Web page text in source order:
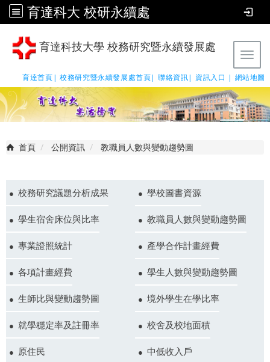
育達科大 校研永續處
育達科技大學 校務研究暨永續發展處
育達首頁| 校務研究暨永續發展處首頁| 聯絡資訊| 資訊入口 | 網站地圖
首頁 公開資訊 教職員人數與變動趨勢圖
校務研究議題分析成果 學校圖書資源
學生宿舍床位與比率 教職員人數與變動趨勢圖
專業證照統計 產學合作計畫經費
各項計畫經費 學生人數與變動趨勢圖
生師比與變動趨勢圖 境外學生在學比率
就學穩定率及註冊率 校舍及校地面積
原住民 中低收入戶